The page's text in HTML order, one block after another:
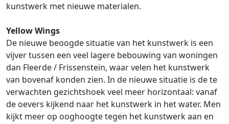
kunstwerk met nieuwe materialen.
Yellow Wings
De nieuwe beoogde situatie van het kunstwerk is een
vijver tussen een veel lagere bebouwing van woningen
dan Fleerde / Frissenstein, waar velen het kunstwerk
van bovenaf konden zien. In de nieuwe situatie is de te
verwachten gezichtshoek veel meer horizontaal: vanaf
de oevers kijkend naar het kunstwerk in het water. Men
kijkt meer op ooghoogte tegen het kunstwerk aan en